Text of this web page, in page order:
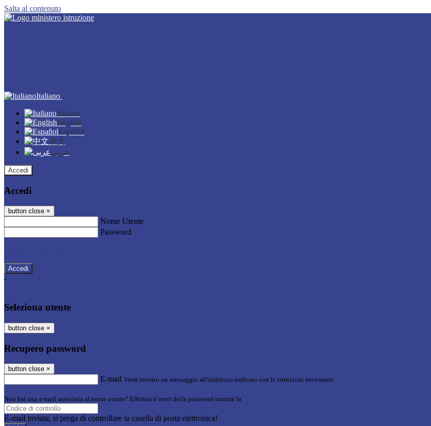
Salta al contenuto
Italiano
Italiano
English
Español
中文
عربى
Accedi
Accedi
button close ×
Nome Utente
Password
-
Seleziona utente
button close ×
Recupero password
button close ×
E-mail Verrà inviato un messaggio all'indirizzo indicato con le istruzioni necessarie.
Non hai una e-mail associata al nome utente? Effettua il reset della password tramite la
E-mail inviata, si prega di controllare la casella di posta elettronica!